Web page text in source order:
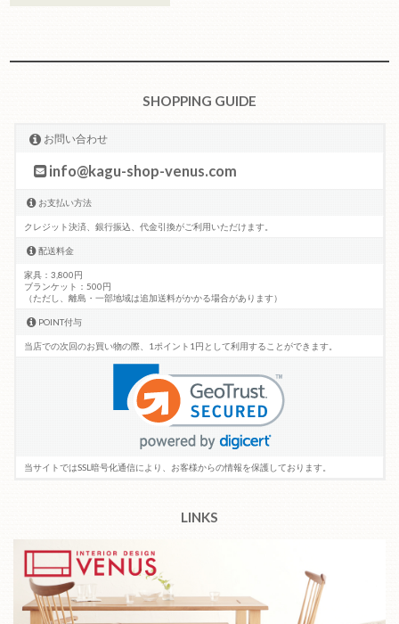
SHOPPING GUIDE
お問い合わせ
info@kagu-shop-venus.com
お支払い方法
クレジット決済、銀行振込、代金引換がご利用いただけます。
配送料金
家具：3,800円
ブランケット：500円
（ただし、離島・一部地域は追加送料がかかる場合があります）
POINT付与
当店での次回のお買い物の際、1ポイント1円として利用することができます。
当サイトではSSL暗号化通信により、お客様からの情報を保護しております。
LINKS